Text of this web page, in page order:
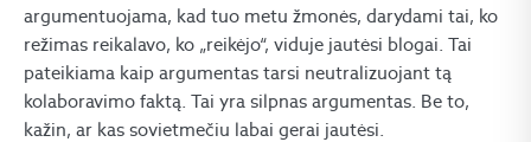
argumentuojama, kad tuo metu žmonės, darydami tai, ko
režimas reikalavo, ko „reikėjo“, viduje jautėsi blogai. Tai
pateikiama kaip argumentas tarsi neutralizuojant tą
kolaboravimo faktą. Tai yra silpnas argumentas. Be to,
kažin, ar kas sovietmečiu labai gerai jautėsi.